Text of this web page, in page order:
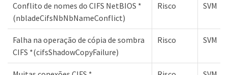
Conflito de nomes do CIFS NetBIOS *
(nbladeCifsNbNbNameConflict)
Risco SVM
Falha na operação de cópia de sombra
CIFS *(cifsShadowCopyFailure)
Risco SVM